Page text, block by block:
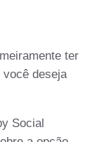
ter
deseja
Social